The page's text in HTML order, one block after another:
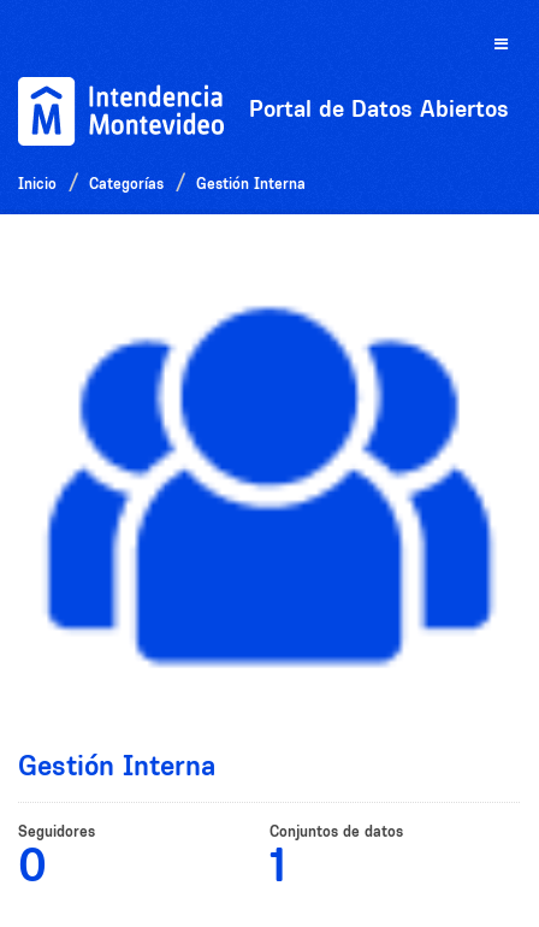
Toggle
Portal de Datos Abiertos
Inicio Categorías Gestión Interna
Gestión Interna
Seguidores
0
Conjuntos de datos
1